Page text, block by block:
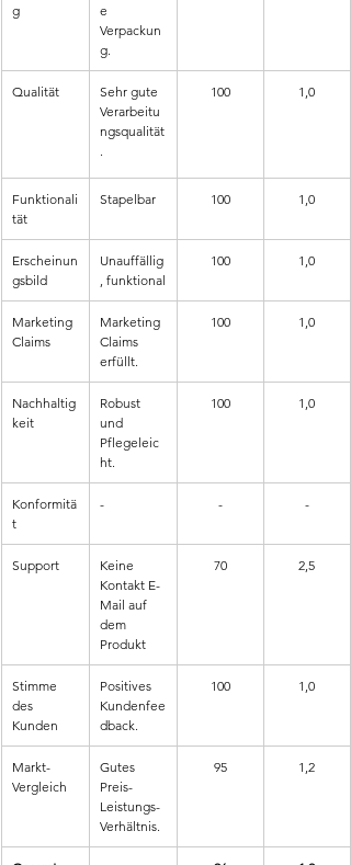
g
e
Verpackun
g.
Qualität
Sehr gute
Verarbeitu
ngsqualität
100 1,0
Funktionali
tät
Stapelbar 100 1,0
Erscheinun
gsbild
Unauffällig
, funktional
100 1,0
Marketing
Claims
Marketing
Claims
erfüllt.
100 1,0
Nachhaltig
keit
Robust
und
Pflegeleic
ht.
100 1,0
Konformitä
t
- - -
Support
Keine
Kontakt E-
Mail auf
dem
Produkt
70 2,5
Stimme
des
Kunden
Positives
Kundenfee
dback.
100 1,0
Markt-
Vergleich
Gutes
Preis-
Leistungs-
Verhältnis.
95 1,2